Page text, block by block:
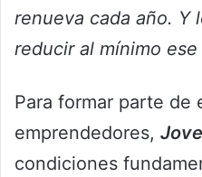
renueva cada año. Y
reducir al mínimo
Para formar parte de
emprendedores,
condiciones